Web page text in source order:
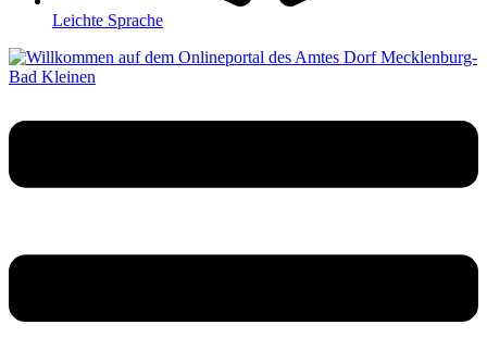
Leichte Sprache